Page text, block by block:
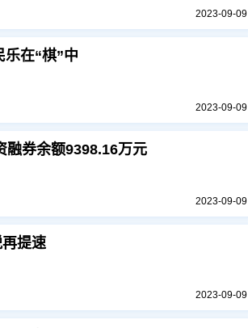
2023-09-09
在“棋”中
2023-09-09
融券余额9398.16万元
2023-09-09
提速
2023-09-09